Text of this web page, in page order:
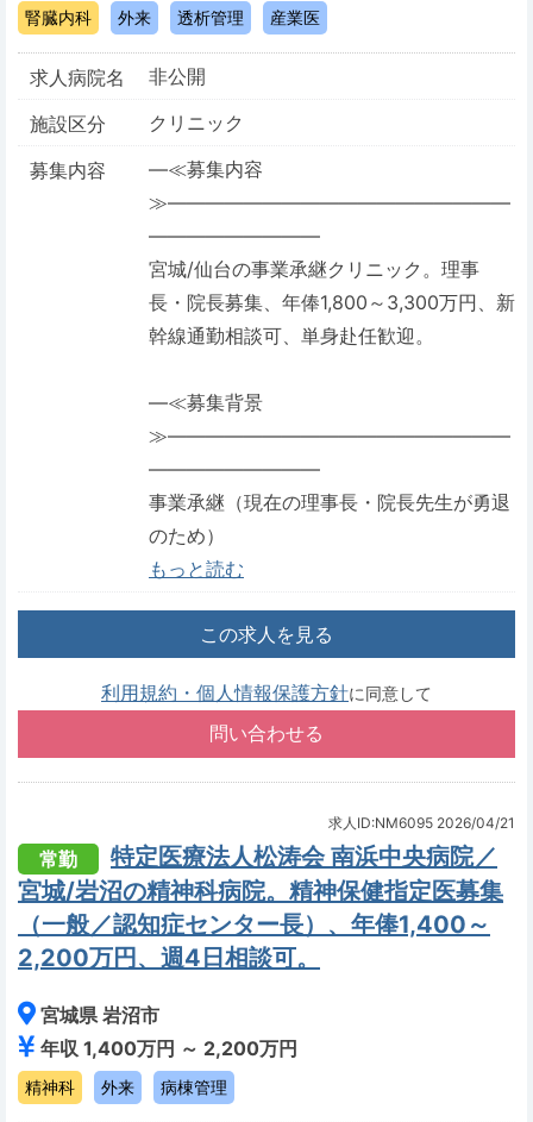
腎臓内科 外来 透析管理 産業医
求人病院名
非公開
施設区分
クリニック
募集内容
―≪募集内容
≫――――――――――――――――――
―――――――――
宮城/仙台の事業承継クリニック。理事
長・院長募集、年俸1,800～3,300万円、新
幹線通勤相談可、単身赴任歓迎。
―≪募集背景
≫――――――――――――――――――
―――――――――
事業承継（現在の理事長・院長先生が勇退
のため）
もっと読む
この求人を見る
利用規約・個人情報保護方針に同意して
求人ID:NM6095 2026/04/21
常勤
特定医療法人松涛会 南浜中央病院／
宮城/岩沼の精神科病院。精神保健指定医募集
（一般／認知症センター長）、年俸1,400～
2,200万円、週4日相談可。
宮城県 岩沼市
年収 1,400万円 ～ 2,200万円
精神科 外来 病棟管理